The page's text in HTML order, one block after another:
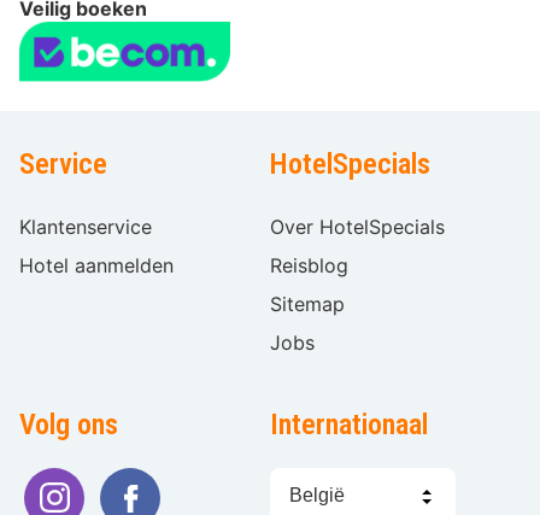
Veilig boeken
Service
Klantenservice
Hotel aanmelden
HotelSpecials
Over HotelSpecials
Reisblog
Sitemap
Jobs
Volg ons Internationaal
kiezen